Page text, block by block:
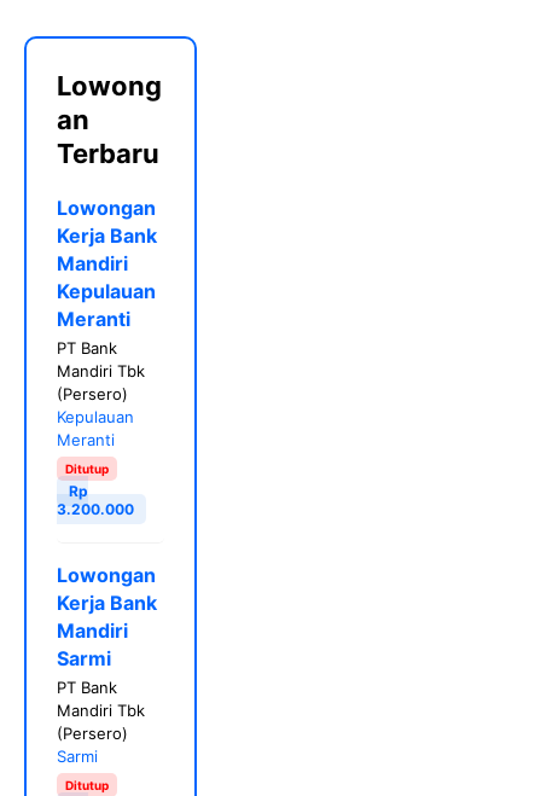
Lowong
an
Terbaru
Lowongan
Kerja Bank
Mandiri
Kepulauan
Meranti
PT Bank
Mandiri Tbk
(Persero)
Kepulauan
Meranti
Ditutup
Rp
3.200.000
Lowongan
Kerja Bank
Mandiri
Sarmi
PT Bank
Mandiri Tbk
(Persero)
Sarmi
Ditutup